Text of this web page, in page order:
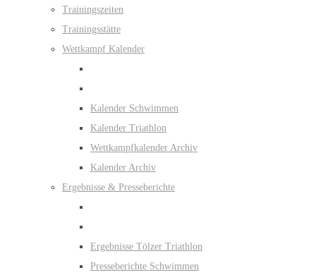
Trainingszeiten
Trainingsstätte
Wettkampf Kalender
Kalender Schwimmen
Kalender Triathlon
Wettkampfkalender Archiv
Kalender Archiv
Ergebnisse & Presseberichte
Ergebnisse Tölzer Triathlon
Presseberichte Schwimmen